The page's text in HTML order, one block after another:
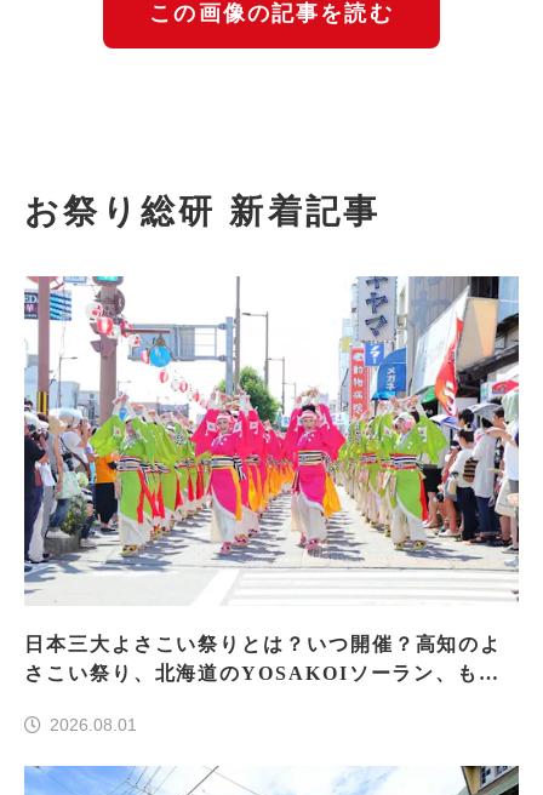
この画像の記事を読む
お祭り総研 新着記事
日本三大よさこい祭りとは？いつ開催？高知のよ
さこい祭り、北海道のYOSAKOIソーラン、もう
2026.08.01